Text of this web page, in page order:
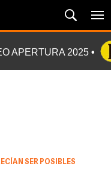
APERTURA 2025
SER POSIBLES